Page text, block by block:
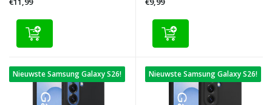
Nieuwste Samsung Galaxy S26! Nieuwste Samsung Galaxy S26!